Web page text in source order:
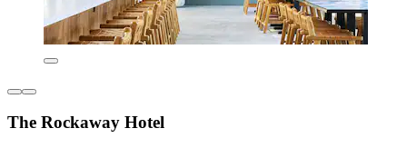
The Rockaway Hotel